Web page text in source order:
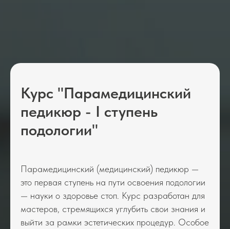
Курс "Парамедицинский
педикюр - I ступень
подологии"
Парамедицинский (медицинский) педикюр —
это первая ступень на пути освоения подологии
— науки о здоровье стоп. Курс разработан для
мастеров, стремящихся углубить свои знания и
выйти за рамки эстетических процедур. Особое